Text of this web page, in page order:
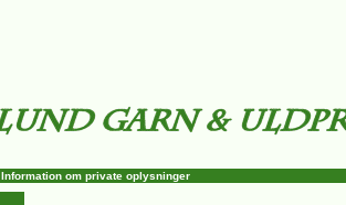
Information om private oplysninger